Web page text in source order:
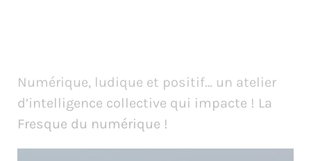
Numérique, ludique et positif… un atelier
d’intelligence collective qui impacte ! La
Fresque du numérique !